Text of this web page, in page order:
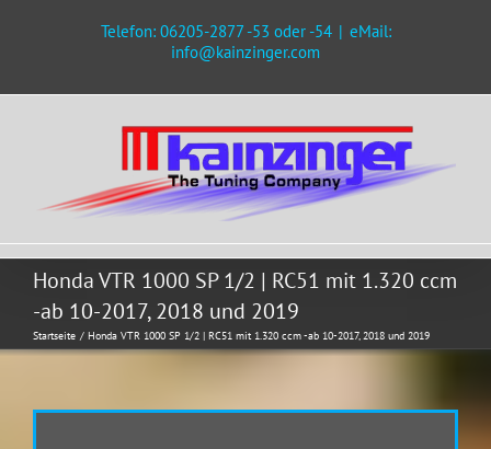
Telefon: 06205-2877 -53 oder -54 | eMail:
info@kainzinger.com
Honda VTR 1000 SP 1/2 | RC51 mit 1.320 ccm
-ab 10-2017, 2018 und 2019
Startseite Honda VTR 1000 SP 1/2 | RC51 mit 1.320 ccm -ab 10-2017, 2018 und 2019